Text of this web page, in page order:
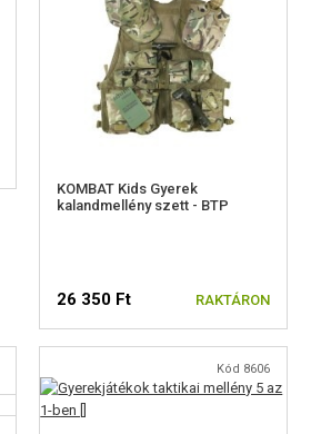
KOMBAT Kids Gyerek
kalandmellény szett - BTP
26 350 Ft RAKTÁRON
Kód 8606